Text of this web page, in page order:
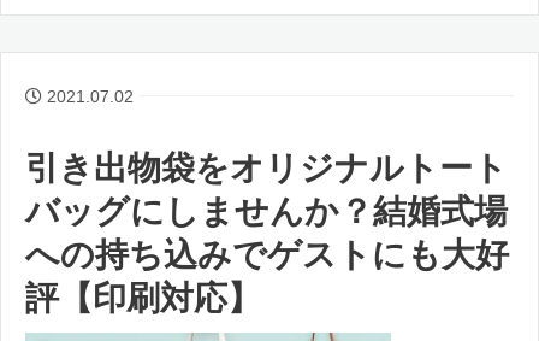
2021.07.02
引き出物袋をオリジナルトート
バッグにしませんか？結婚式場
への持ち込みでゲストにも大好
評【印刷対応】